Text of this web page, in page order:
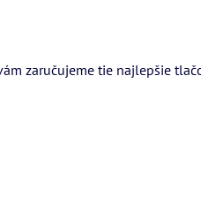
zaručujeme tie najlepšie